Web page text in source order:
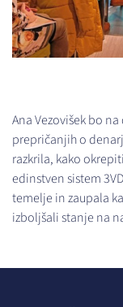
Ana Vezovišek bo
prepričanjih o
razkrila, kako
edinstven sistem
temelje in zaupala
izboljšali stanje na